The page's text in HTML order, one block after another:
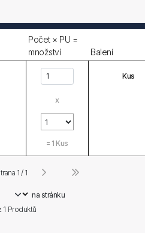
Počet × PU =
množství
Balení
x
= 1 Kus
Kus
na stránku
1 Produktů
1 / 1